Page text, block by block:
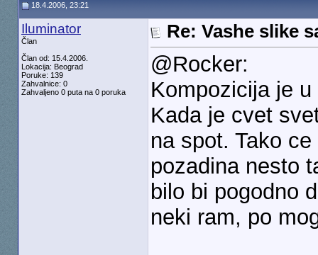
18.4.2006, 23:21
Iluminator
Član
Član od: 15.4.2006.
Lokacija: Beograd
Poruke: 139
Zahvalnice: 0
Zahvaljeno 0 puta na 0 poruka
Re: Vashe slike
@Rocker:
Kompozicija je
Kada je cvet
na spot. Tako
pozadina nesto
bilo bi pogodno
neki ram, po